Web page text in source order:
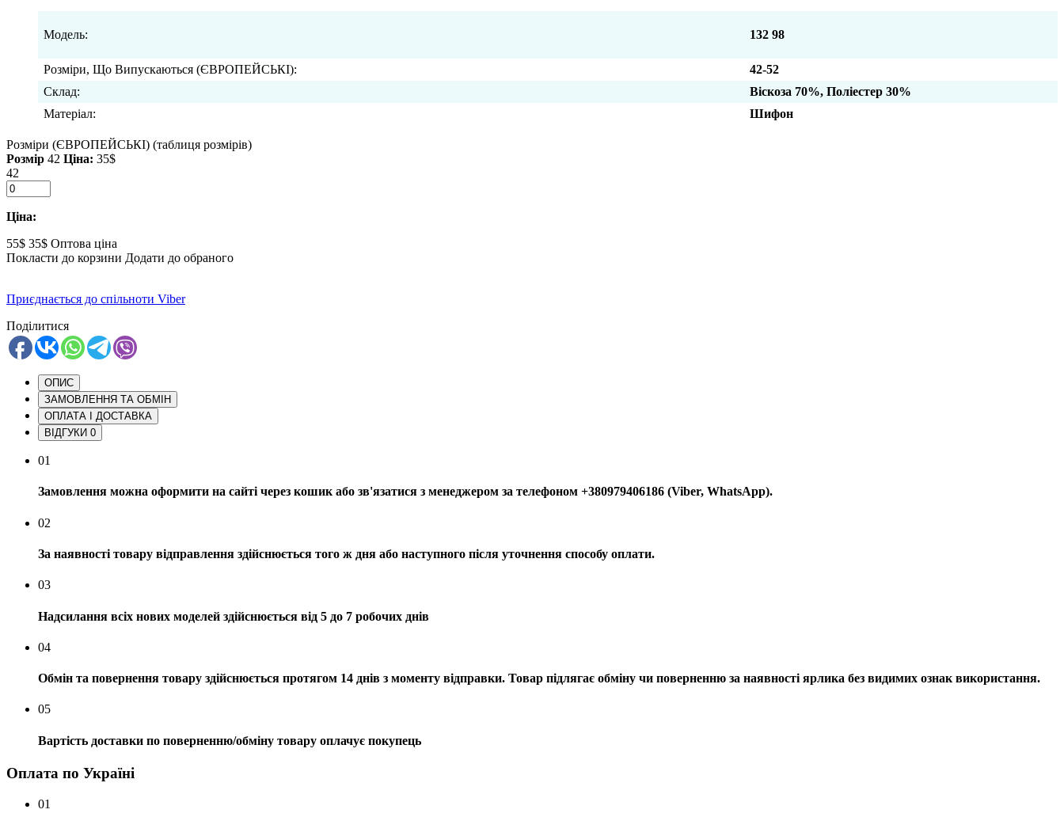
Модель: 132 98
Розміри, Що Випускаються (ЄВРОПЕЙСЬКІ):
42-52
Склад:
Віскоза 70%, Поліестер 30%
Матеріал:
Шифон
Розміри (ЄВРОПЕЙСЬКІ) (таблиця розмірів)
Розмір 42 Ціна: 35$
42
Ціна:
55$ 35$ Оптова ціна
Покласти до корзини Додати до обраного
Приєднається до спільноти Viber
Поділитися
ОПИС
ЗАМОВЛЕННЯ ТА ОБМІН
ОПЛАТА І ДОСТАВКА
ВІДГУКИ 0
01
Замовлення можна оформити на сайті через кошик або зв'язатися з менеджером за телефоном +380979406186 (Viber, WhatsApp).
02
За наявності товару відправлення здійснюється того ж дня або наступного після уточнення способу оплати.
03
Надсилання всіх нових моделей здійснюється від 5 до 7 робочих днів
04
Обмін та повернення товару здійснюється протягом 14 днів з моменту відправки. Товар підлягає обміну чи поверненню за наявності ярлика без видимих ​​ознак використання.
05
Вартість доставки по поверненню/обміну товару оплачує покупець
Оплата по Україні
01